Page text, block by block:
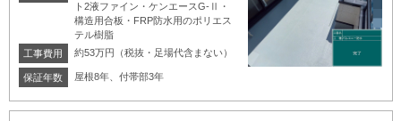
ト2液ファイン・ケンエースG-Ⅱ・
構造用合板・FRP防水用のポリエス
テル樹脂
工事費用
約53万円（税抜・足場代含まない）
保証年数 屋根8年、付帯部3年